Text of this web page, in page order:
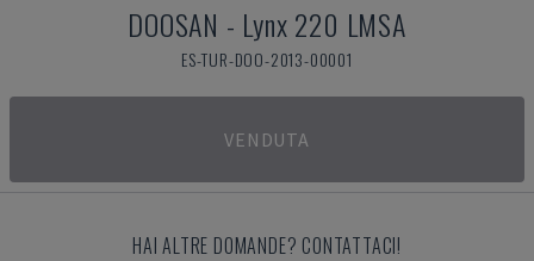
DOOSAN - Lynx 220 LMSA
ES-TUR-DOO-2013-00001
VENDUTA
HAI ALTRE DOMANDE? CONTATTACI!